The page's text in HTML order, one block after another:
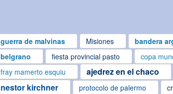
guerra de malvinas Misiones bandera
belgrano
fiesta provincial pasto copa
fray mamerto esquiu
ajedrez en el chaco
nestor kirchner protocolo de palermo